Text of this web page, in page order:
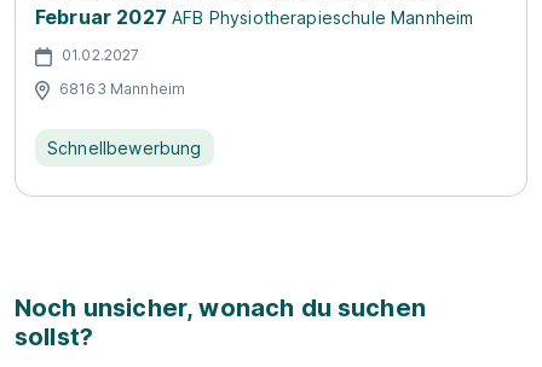
Februar 2027 AFB Physiotherapieschule Mannheim
01.02.2027
68163 Mannheim
Schnellbewerbung
Noch unsicher, wonach du suchen
sollst?